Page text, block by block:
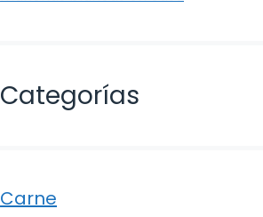
Categorías
Carne